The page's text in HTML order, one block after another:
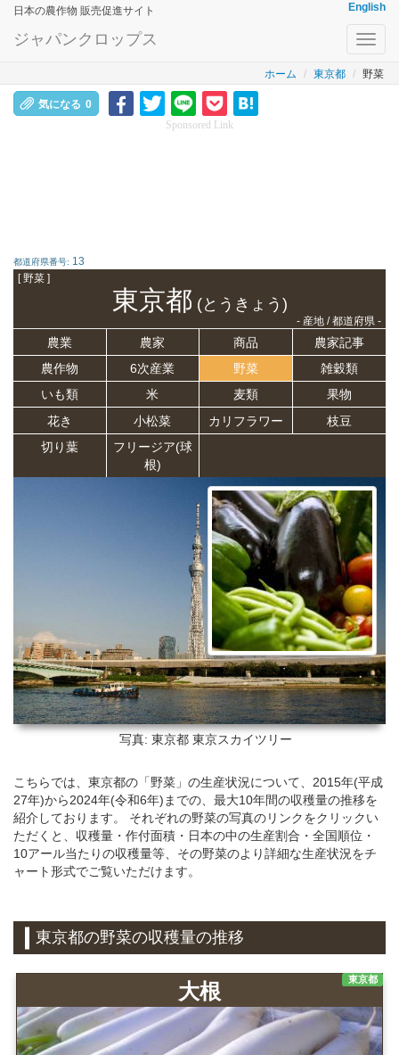
日本の農作物 販売促進サイト English
ジャパンクロップス
ホーム 東京都 野菜
気になる 0
Sponsored Link
都道府県番号: 13
[ 野菜 ]
東京都 (とうきょう)
- 産地 / 都道府県 -
農業 農家 商品
農家記事
農作物
6次産業 野菜
雑穀類
いも類
米 麦類
果物
花き
小松菜 カリフラワー
枝豆
切り葉
フリージア(球
根)
写真: 東京都 東京スカイツリー
こちらでは、東京都の「野菜」の生産状況について、2015年(平成
27年)から2024年(令和6年)までの、最大10年間の収穫量の推移を
紹介しております。 それぞれの野菜の写真のリンクをクリックい
ただくと、収穫量・作付面積・日本の中の生産割合・全国順位・
10アール当たりの収穫量等、その野菜のより詳細な生産状況をチ
ャート形式でご覧いただけます。
東京都の野菜の収穫量の推移
東京都
大根